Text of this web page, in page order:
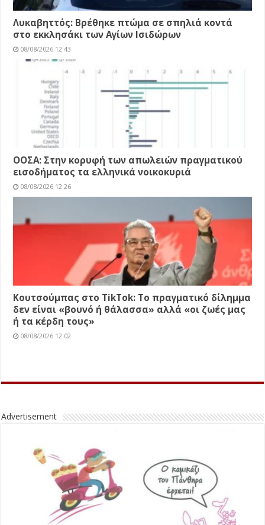
Λυκαβηττός: Βρέθηκε πτώμα σε σπηλιά κοντά
στο εκκλησάκι των Αγίων Ισιδώρων
08/08/2026 12:43
ΟΟΣΑ: Στην κορυφή των απωλειών πραγματικού
εισοδήματος τα ελληνικά νοικοκυριά
08/08/2026 12:26
Κουτσούμπας στο TikTok: Το πραγματικό δίλημμα
δεν είναι «βουνό ή θάλασσα» αλλά «οι ζωές μας
ή τα κέρδη τους»
08/08/2026 12:02
Advertisement